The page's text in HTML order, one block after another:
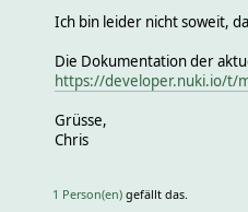
Ich bin leider nicht soweit,
Die Dokumentation der
https://developer.nuki.io/t/
Grüsse,
Chris
1 Person(en)gefällt das.